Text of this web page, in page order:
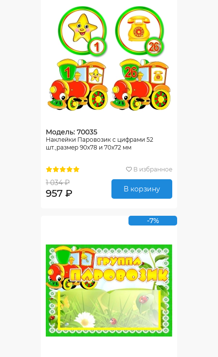
Модель: 70035
Наклейки Паровозик с цифрами 52
шт.,размер 90х78 и 70х72 мм
В избранное
1 034 ₽
957 ₽ В корзину
-7%